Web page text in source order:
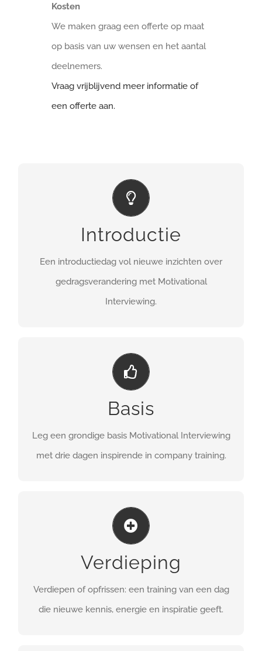
Kosten
We maken graag een offerte op maat
op basis van uw wensen en het aantal
deelnemers.
Vraag vrijblijvend meer informatie of
een offerte aan.
Introductie
Een introductiedag vol nieuwe inzichten over
gedragsverandering met Motivational
Interviewing.
INCLUSIEF
een maand online coaching
MEER INFO
Basis
Leg een grondige basis Motivational Interviewing
met drie dagen inspirende in company training.
INCLUSIEF
drie maanden online coaching
MEER INFO
Verdieping
Verdiepen of opfrissen: een training van een dag
die nieuwe kennis, energie en inspiratie geeft.
MEER BEREIKEN
met Motivational Interviewing
MEER INFO